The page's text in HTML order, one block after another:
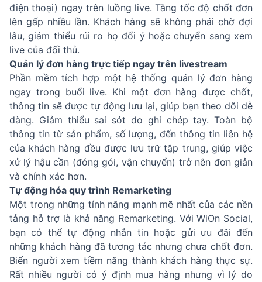
điện thoại) ngay trên luồng live. Tăng tốc độ chốt đơn
lên gấp nhiều lần. Khách hàng sẽ không phải chờ đợi
lâu, giảm thiểu rủi ro họ đổi ý hoặc chuyển sang xem
live của đối thủ.
Quản lý đơn hàng trực tiếp ngay trên livestream
Phần mềm tích hợp một hệ thống quản lý đơn hàng
ngay trong buổi live. Khi một đơn hàng được chốt,
thông tin sẽ được tự động lưu lại, giúp bạn theo dõi dễ
dàng. Giảm thiểu sai sót do ghi chép tay. Toàn bộ
thông tin từ sản phẩm, số lượng, đến thông tin liên hệ
của khách hàng đều được lưu trữ tập trung, giúp việc
xử lý hậu cần (đóng gói, vận chuyển) trở nên đơn giản
và chính xác hơn.
Tự động hóa quy trình Remarketing
Một trong những tính năng mạnh mẽ nhất của các nền
tảng hỗ trợ là khả năng Remarketing. Với WiOn Social,
bạn có thể tự động nhắn tin hoặc gửi ưu đãi đến
những khách hàng đã tương tác nhưng chưa chốt đơn.
Biến người xem tiềm năng thành khách hàng thực sự.
Rất nhiều người có ý định mua hàng nhưng vì lý do